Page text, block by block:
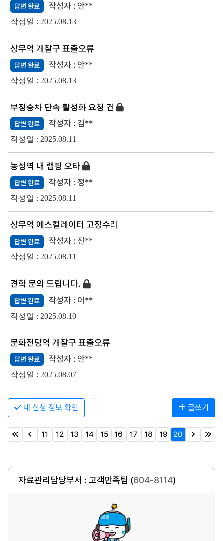
답변 완료 안**
2025.08.13
상무역 개찰구 표출오류
답변 완료 안**
2025.08.13
부정승차 단속 활성화 요청 건
답변 완료 김**
2025.08.11
농성역 내 랩핑 오타
답변 완료 정**
2025.08.11
상무역 에스컬레이터 고장수리
답변 완료 진**
2025.08.11
견학 문의 드립니다.
답변 완료 이**
2025.08.10
문화전당역 개찰구 표출오류
답변 완료 안**
2025.08.07
내 신청 정보 확인 글쓰기
11 12 13 14 15 16 17 18 19 20
자료관리담당부서 : 고객만족팀 (604-8114)